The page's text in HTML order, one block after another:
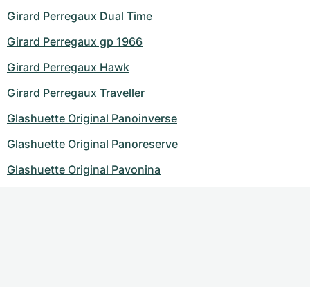
Girard Perregaux Dual Time
Girard Perregaux gp 1966
Girard Perregaux Hawk
Girard Perregaux Traveller
Glashuette Original Panoinverse
Glashuette Original Panoreserve
Glashuette Original Pavonina